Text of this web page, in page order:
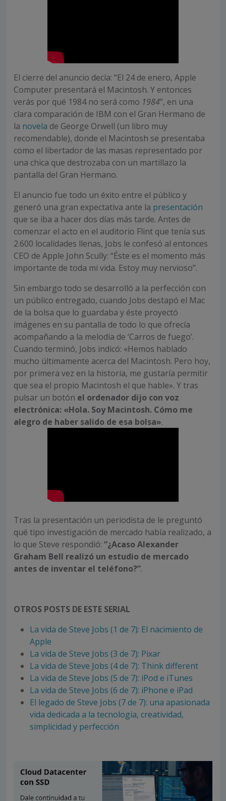
El cierre del anuncio decía: “El 24 de enero, Apple
Computer presentará el Macintosh. Y entonces
verás por qué 1984 no será como 1984”, en una
clara comparación de IBM con el Gran Hermano de
la novela de George Orwell (un libro muy
recomendable), donde el Macintosh se presentaba
como el libertador de las masas representado por
una chica que destrozaba con un martillazo la
pantalla del Gran Hermano.
El anuncio fue todo un éxito entre el público y
generó una gran expectativa ante la presentación
que se iba a hacer dos días más tarde. Antes de
comenzar el acto en el auditorio Flint que tenía sus
2.600 localidades llenas, Jobs le confesó al entonces
CEO de Apple John Scully: “Éste es el momento más
importante de toda mi vida. Estoy muy nervioso”.
Sin embargo todo se desarrolló a la perfección con
un público entregado, cuando Jobs destapó el Mac
de la bolsa que lo guardaba y éste proyectó
imágenes en su pantalla de todo lo que ofrecía
acompañando a la melodía de ‘Carros de fuego’.
Cuando terminó, Jobs indicó: «Hemos hablado
mucho últimamente acerca del Macintosh. Pero hoy,
por primera vez en la historia, me gustaría permitir
que sea el propio Macintosh el que hable». Y tras
pulsar un botón el ordenador dijo con voz
electrónica: «Hola. Soy Macintosh. Cómo me
alegro de haber salido de esa bolsa».
Tras la presentación un periodista de le preguntó
qué tipo investigación de mercado había realizado, a
lo que Steve respondió: “¿Acaso Alexander
Graham Bell realizó un estudio de mercado
antes de inventar el teléfono?”.
OTROS POSTS DE ESTE SERIAL
La vida de Steve Jobs (1 de 7): El nacimiento de
Apple
La vida de Steve Jobs (3 de 7): Pixar
La vida de Steve Jobs (4 de 7): Think different
La vida de Steve Jobs (5 de 7): iPod e iTunes
La vida de Steve Jobs (6 de 7): iPhone e iPad
El legado de Steve Jobs (7 de 7): una apasionada
vida dedicada a la tecnología, creatividad,
simplicidad y perfección